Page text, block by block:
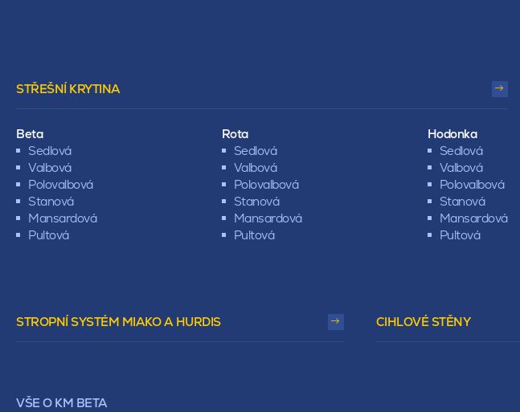
STŘEŠNÍ KRYTINA
Beta
Sedlová
Valbová
Polovalbová
Stanová
Mansardová
Pultová
Rota
Sedlová
Valbová
Polovalbová
Stanová
Mansardová
Pultová
Hodonka
Sedlová
Valbová
Polovalbová
Stanová
Mansardová
Pultová
STROPNÍ SYSTÉM MIAKO A HURDIS CIHLOVÉ STĚNY
VŠE O KM BETA